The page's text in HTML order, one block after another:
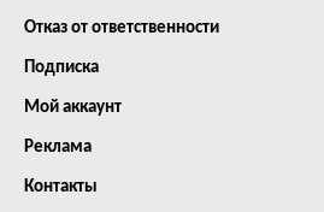
Отказ от ответственности
Подписка
Мой аккаунт
Реклама
Контакты